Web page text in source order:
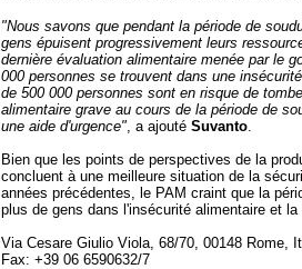
"Nous savons que pendant la période de
gens épuisent progressivement leurs
dernière évaluation alimentaire menée par le
000 personnes se trouvent dans une
de 500 000 personnes sont en risque de
alimentaire grave au cours de la période de
une aide d'urgence", a ajouté Suvanto.
Bien que les points de perspectives de la
concluent à une meilleure situation de la
années précédentes, le PAM craint que la
plus de gens dans l'insécurité alimentaire et la
Via Cesare Giulio Viola, 68/70, 00148 Rome,
Fax: +39 06 6590632/7